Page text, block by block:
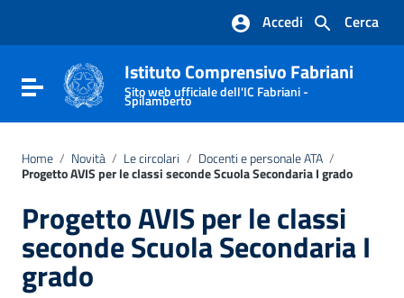
Vai al footer
Cerca
Accedi
Attiva / disattiva la navigazione
Istituto Comprensivo Fabriani
Sito web ufficiale dell'IC Fabriani -
Spilamberto
Home / Novità / Le circolari / Docenti e personale ATA /
Progetto AVIS per le classi seconde Scuola Secondaria I grado
Progetto AVIS per le classi
seconde Scuola Secondaria I
grado